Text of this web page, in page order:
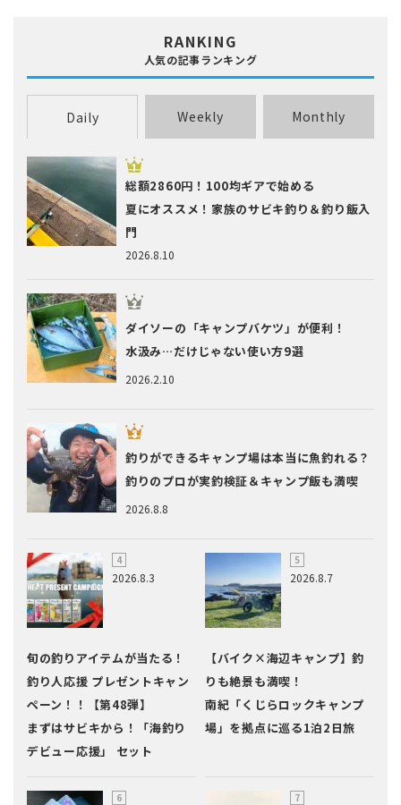
RANKING
人気の記事ランキング
Daily Weekly Monthly
2026.8.10
総額2860円！100均ギアで始める
夏にオススメ！家族のサビキ釣り＆釣り飯入
門
2026.2.10
ダイソーの「キャンプバケツ」が便利！
水汲み…だけじゃない使い方9選
2026.8.8
釣りができるキャンプ場は本当に魚釣れる？
釣りのプロが実釣検証＆キャンプ飯も満喫
2026.8.3
旬の釣りアイテムが当たる！
釣り人応援 プレゼントキャン
ペーン！！【第48弾】
まずはサビキから！「海釣り
デビュー応援」 セット
2026.8.7
【バイク×海辺キャンプ】釣
りも絶景も満喫！
南紀「くじらロックキャンプ
場」を拠点に巡る1泊2日旅